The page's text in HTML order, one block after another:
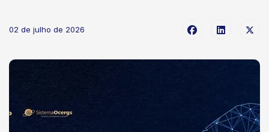
02 de julho de 2026